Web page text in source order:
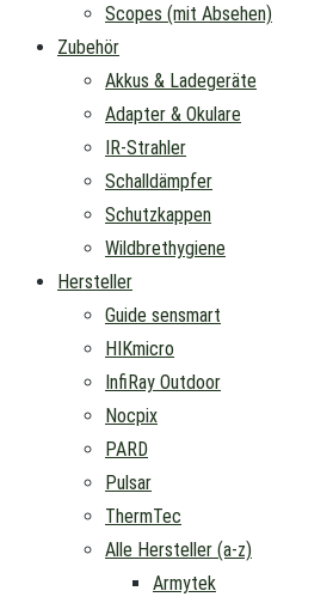
Scopes (mit Absehen)
Zubehör
Akkus & Ladegeräte
Adapter & Okulare
IR-Strahler
Schalldämpfer
Schutzkappen
Wildbrethygiene
Hersteller
Guide sensmart
HIKmicro
InfiRay Outdoor
Nocpix
PARD
Pulsar
ThermTec
Alle Hersteller (a-z)
Armytek